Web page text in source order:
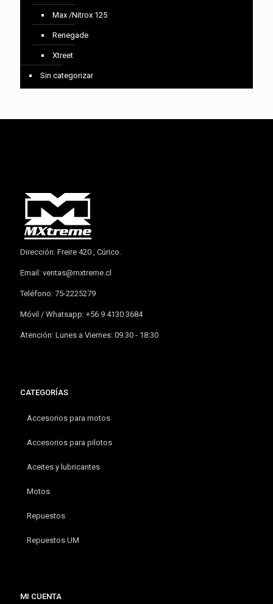
Max /Nitrox 125
Renegade
Xtreet
Sin categorizar
Dirección: Freire 420 , Cúrico.
Email: ventas@mxtreme.cl
Teléfono: 75-2225279
Móvil / Whatsapp: +56 9 4130 3684
Atención: Lunes a Viernes: 09.30 - 18:30
CATEGORÍAS
Accesorios para motos
Accesorios para pilotos
Aceites y lubricantes
Motos
Repuestos
Repuestos UM
MI CUENTA